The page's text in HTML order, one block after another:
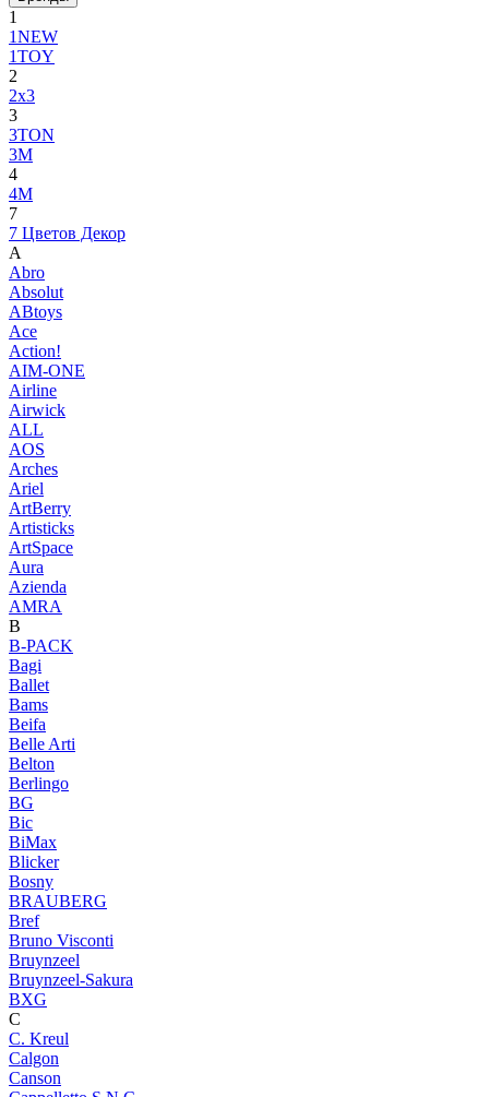
1
1NEW
1TOY
2
2x3
3
3TON
3М
4
4M
7
7 Цветов Декор
A
Abro
Absolut
ABtoys
Ace
Action!
AIM-ONE
Airline
Airwick
ALL
AOS
Arches
Ariel
ArtBerry
Artisticks
ArtSpace
Aura
Azienda
AМRA
B
B-PACK
Bagi
Ballet
Bams
Beifa
Belle Arti
Belton
Berlingo
BG
Bic
BiMax
Blicker
Bosny
BRAUBERG
Bref
Bruno Visconti
Bruynzeel
Bruynzeel-Sakura
BXG
C
C. Kreul
Calgon
Canson